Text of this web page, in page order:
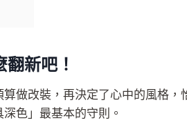
新吧！
做改裝，再決定了心中的風格
深色」最基本的守則。